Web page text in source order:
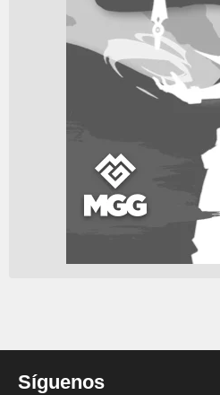
Síguenos